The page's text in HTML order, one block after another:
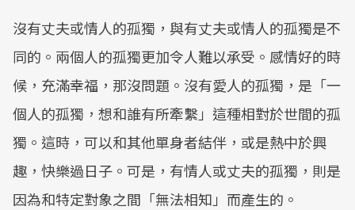
沒有丈夫或情人的孤獨，與有丈夫或情人的孤獨是不
同的。兩個人的孤獨更加令人難以承受。感情好的時
候，充滿幸福，那沒問題。沒有愛人的孤獨，是「一
個人的孤獨，想和誰有所牽繫」這種相對於世間的孤
獨。這時，可以和其他單身者結伴，或是熱中於興
趣，快樂過日子。可是，有情人或丈夫的孤獨，則是
因為和特定對象之間「無法相知」而產生的。